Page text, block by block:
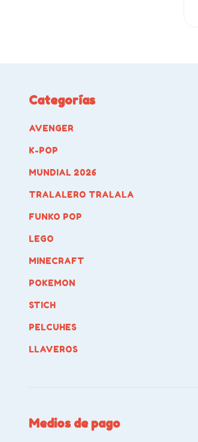
Categorías
AVENGER
K-POP
MUNDIAL 2026
TRALALERO TRALALA
FUNKO POP
LEGO
MINECRAFT
POKEMON
STICH
PELCUHES
LLAVEROS
Medios de pago